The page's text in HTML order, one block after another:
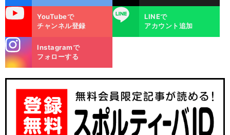
YouTubeで
チャンネル登録
LINE
LINEで
アカウント追加
m
Instagramで
フォローする